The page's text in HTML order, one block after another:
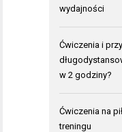
wydajności
Ćwiczenia i
w 2 godziny?
Ćwiczenia na
treningu